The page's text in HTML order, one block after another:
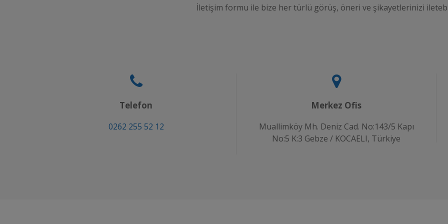
İletişim formu ile bize her türlü görüş, öneri ve şikayetlerinizi
Telefon
0262 255 52 12
Merkez Ofis
Muallimköy Mh. Deniz Cad. No:143/5 Kapı
No:5 K:3 Gebze / KOCAELI, Türkiye